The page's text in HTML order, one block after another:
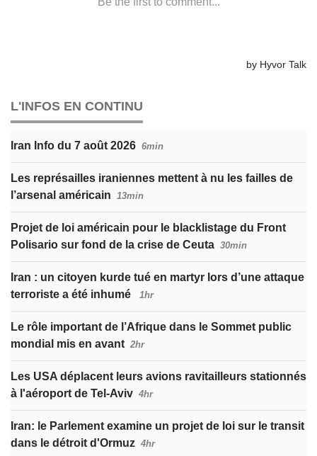
L'INFOS EN CONTINU
Iran Info du 7 août 2026 6min
Les représailles iraniennes mettent à nu les failles de
l’arsenal américain 13min
Projet de loi américain pour le blacklistage du Front
Polisario sur fond de la crise de Ceuta 30min
Iran : un citoyen kurde tué en martyr lors d’une attaque
terroriste a été inhumé
1hr
Le rôle important de l’Afrique dans le Sommet public
mondial mis en avant 2hr
Les USA déplacent leurs avions ravitailleurs stationnés
à l'aéroport de Tel-Aviv 4hr
Iran: le Parlement examine un projet de loi sur le transit
dans le détroit d'Ormuz 4hr